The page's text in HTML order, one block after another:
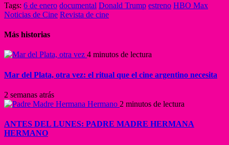
Tags: 6 de enero documental Donald Trump estreno HBO Max
Noticias de Cine Revista de cine
Más historias
4 minutos de lectura
Mar del Plata, otra vez: el ritual que el cine argentino necesita
2 semanas atrás
2 minutos de lectura
ANTES DEL LUNES: PADRE MADRE HERMANA
HERMANO